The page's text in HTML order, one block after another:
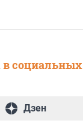
социальных
Дзен